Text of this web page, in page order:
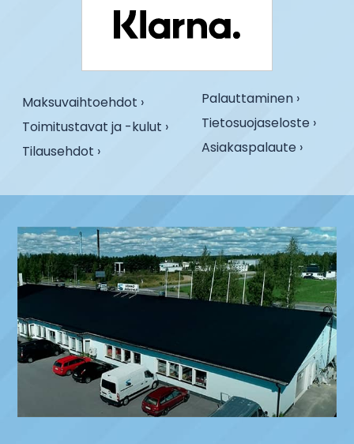
Maksuvaihtoehdot ›
Toimitustavat ja -kulut ›
Tilausehdot ›
Palauttaminen ›
Tietosuojaseloste ›
Asiakaspalaute ›